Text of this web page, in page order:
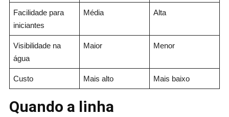
Facilidade para
iniciantes
Média Alta
Visibilidade na
água
Maior Menor
Custo Mais alto Mais baixo
Quando a linha